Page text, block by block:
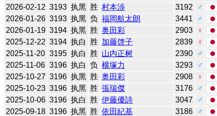
2026-02-12 3193 执黑 胜 村本渉 3192
♂
2026-01-26 3193 执黑 负 福岡航太朗 3441
♂
2026-01-19 3194 执黑 胜 奥田彩 2903
♀
2025-12-22 3194 执白 胜 加藤啓子 2839
♀
2025-11-20 3195 执白 胜 山内正树 2390
♂
2025-11-06 3196 执白 负 横塚力 3293
♂
2025-10-27 3196 执黑 胜 奥田彩 2908
♀
2025-10-23 3196 执黑 胜 張瑞傑 3176
♂
2025-10-06 3196 执白 胜 伊藤優詩 3047
♂
2025-09-18 3196 执黑 胜 依田紀基 3186
♂